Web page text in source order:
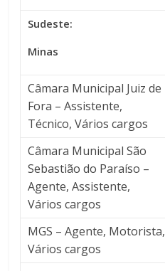
Sudeste:
Minas
Câmara Municipal Juiz de
Fora – Assistente,
Técnico, Vários cargos
Câmara Municipal São
Sebastião do Paraíso –
Agente, Assistente,
Vários cargos
MGS – Agente, Motorista,
Vários cargos